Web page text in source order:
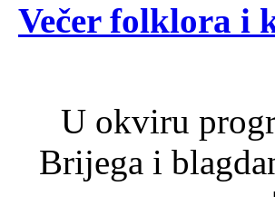
Večer folklora i
U okviru
Brijega i